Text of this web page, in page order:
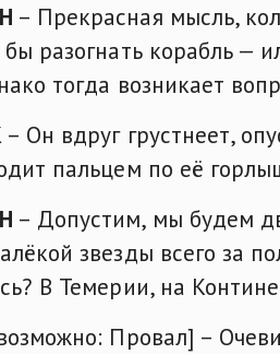
– Прекрасная мысль,
разогнать корабль —
тогда возникает
– Он вдруг грустнеет,
пальцем по её
– Допустим, мы будем
звезды всего за
В Темерии, на
Провал] –